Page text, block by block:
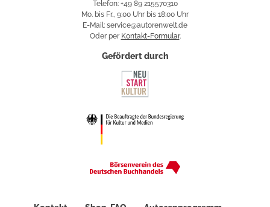
Telefon: +49 89 215570310
Mo. bis Fr., 9:00 Uhr bis 18:00 Uhr
E-Mail: service@autorenwelt.de
Oder per Kontakt-Formular.
Gefördert durch